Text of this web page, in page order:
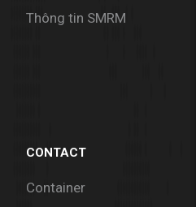
Thông tin SMRM
CONTACT
Container